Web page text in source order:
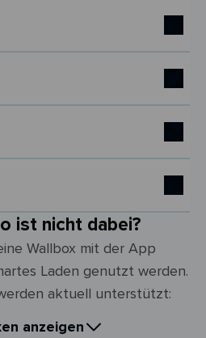
ist nicht dabei?
Wallbox mit der App
Laden genutzt werden.
aktuell unterstützt:
anzeigen